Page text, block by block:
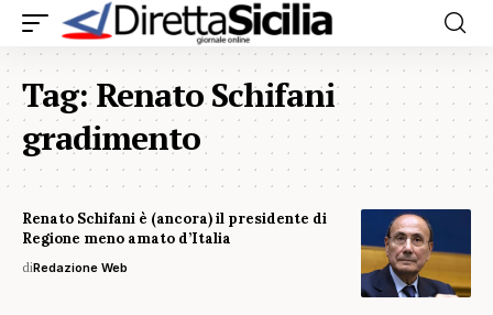
Tag:Renato Schifani
gradimento
Renato Schifani è (ancora) il presidente di
Regione meno amato d’Italia
diRedazione Web